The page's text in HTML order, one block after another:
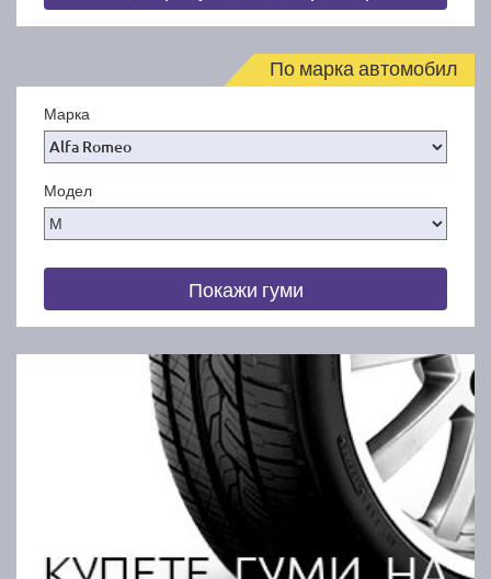
По марка автомобил
Марка
Модел
Покажи гуми